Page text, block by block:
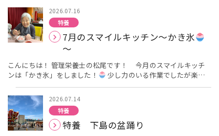
2026.07.16
特養
7月のスマイルキッチン～かき氷
～
こんにちは！ 管理栄養士の松尾です！ 今月のスマイルキッチ
ンは「かき氷」をしました！
少し力のいる作業でしたが楽し
そうに氷を削る様子を見ることができました
味はいちごとメ
ロンと練乳から選んでいただきました
でした
上から練乳もお好みでかけていただきました
いから頭がキーンってなるね～」なんてお話されながらも皆さん
ペロリと完食されていました
2026.07.14
特養
特養 下島の盆踊り